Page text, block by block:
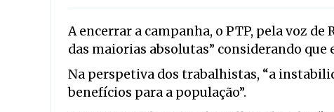
A encerrar a campanha, o PTP, pela voz
das maiorias absolutas” considerando que
Na perspetiva dos trabalhistas, “a
benefícios para a população”.